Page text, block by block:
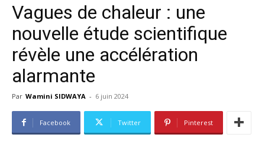
Vagues de chaleur : une
nouvelle étude scientifique
révèle une accélération
alarmante
Par Wamini SIDWAYA - 6 juin 2024
Facebook Twitter Pinterest